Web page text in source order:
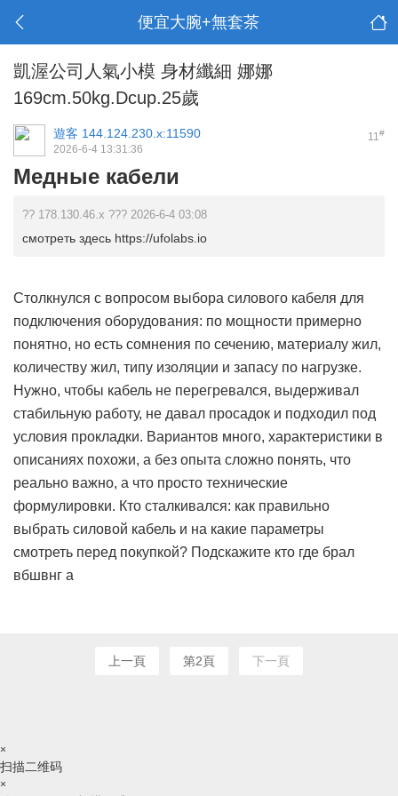
便宜大腕+無套茶
凱渥公司人氣小模 身材纖細 娜娜
169cm.50kg.Dcup.25歲
11#
遊客 144.124.230.x:11590
2026-6-4 13:31:36
Медные кабели
?? 178.130.46.x ??? 2026-6-4 03:08
смотреть здесь https://ufolabs.io
Столкнулся с вопросом выбора силового кабеля для
подключения оборудования: по мощности примерно
понятно, но есть сомнения по сечению, материалу жил,
количеству жил, типу изоляции и запасу по нагрузке.
Нужно, чтобы кабель не перегревался, выдерживал
стабильную работу, не давал просадок и подходил под
условия прокладки. Вариантов много, характеристики в
описаниях похожи, а без опыта сложно понять, что
реально важно, а что просто технические
формулировки. Кто сталкивался: как правильно
выбрать силовой кабель и на какие параметры
смотреть перед покупкой? Подскажите кто где брал
вбшвнг а
上一頁 第2頁 下一頁
×
扫描二维码
×